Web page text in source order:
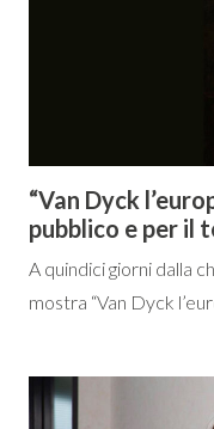
“Van Dyck
pubblico e per il
A quindici giorni dalla
mostra “Van Dyck